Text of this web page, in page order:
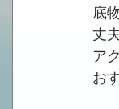
底
丈
ア
お